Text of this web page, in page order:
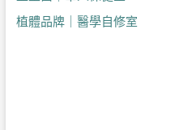
植體品牌｜醫學自修室